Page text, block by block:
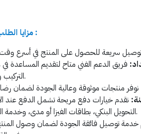
مزايا الطلب من متجرنا :
فريق الدعم الفني متاح لتقديم المساعدة
التركيب والإعداد.
نقدم خيارات دفع مريحة تشمل الدفع عند
التحويل البنكي، بطاقات الفيزا أو مدى، وخدمة التقسيط.
خدمة توصيل فائقة الجودة لضمان وصول